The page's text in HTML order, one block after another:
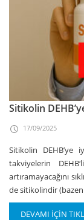
Sitikolin
17/09/2025
Sitikolin
takviyelerin
artıramayacağını
de sitikolindir
DEVAMI İÇİN